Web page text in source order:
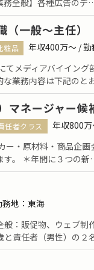
務全般】各種広告のデ
一般〜主任）
粧品
年収400万〜 /
メディアバイイン
な業務内容は下記のと
マネージャー候
任者クラス
年収800
・原材料・商品企画
す。 ＊年間に３つの
地：東海
般：販促物、ウェ
と責任者（男性）の２